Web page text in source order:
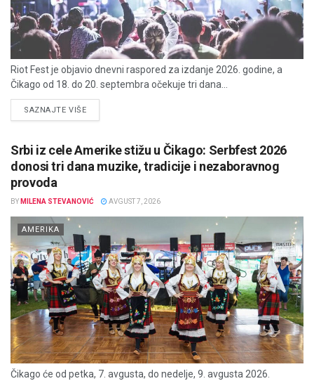
Riot Fest je objavio dnevni raspored za izdanje 2026. godine, a
Čikago od 18. do 20. septembra očekuje tri dana...
SAZNAJTE VIŠEDETAILS
Srbi iz cele Amerike stižu u Čikago: Serbfest 2026
donosi tri dana muzike, tradicije i nezaboravnog
provoda
BY MILENA STEVANOVIĆ AVGUST 7, 2026
AMERIKA
Čikago će od petka, 7. avgusta, do nedelje, 9. avgusta 2026.